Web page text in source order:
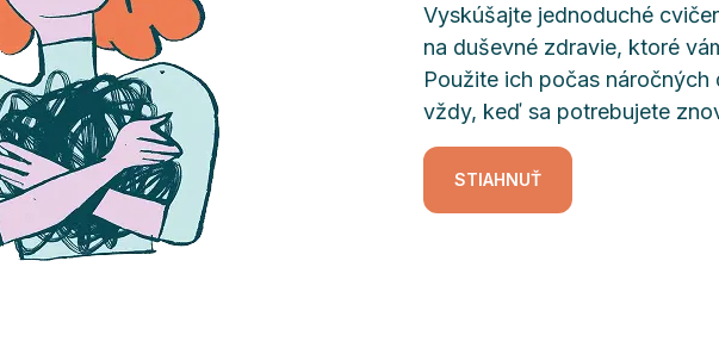
Vyskúšajte jednoduché
na duševné zdravie, ktoré
Použite ich počas
vždy, keď sa potrebujete
STIAHNUŤ